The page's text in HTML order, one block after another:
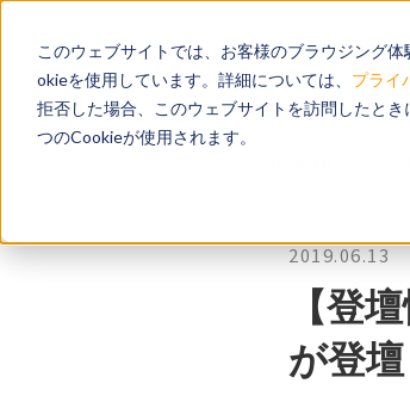
このウェブサイトでは、お客様のブラウジング
okieを使用しています。詳細については、 プライ
拒否した場合、このウェブサイトを訪問したと
つのCookieが使用されます。
2019.06.13
【登
が登